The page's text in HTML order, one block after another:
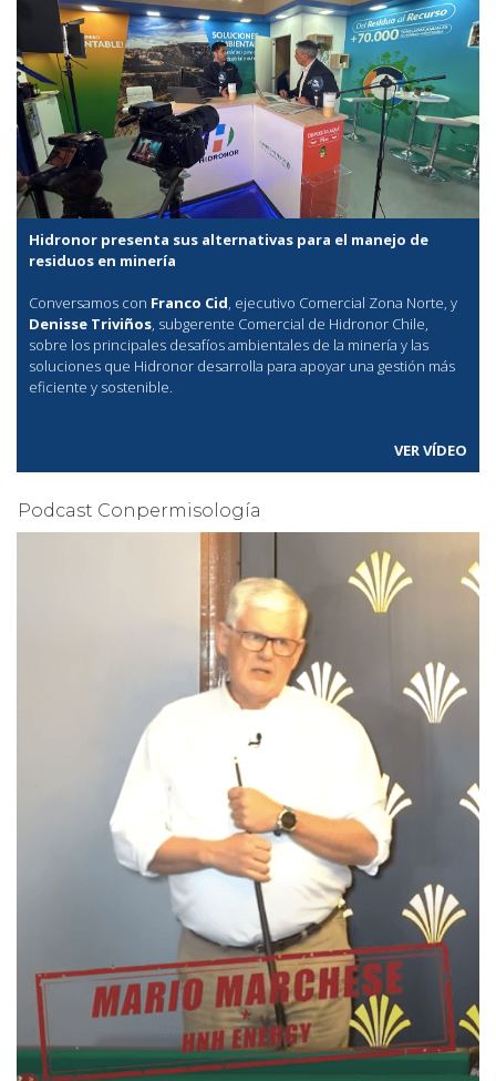
Hidronor presenta sus alternativas para el manejo de
residuos en minería
Conversamos con Franco Cid, ejecutivo Comercial Zona Norte, y
Denisse Triviños, subgerente Comercial de Hidronor Chile,
sobre los principales desafíos ambientales de la minería y las
soluciones que Hidronor desarrolla para apoyar una gestión más
eficiente y sostenible.
VER VÍDEO
Podcast Conpermisología